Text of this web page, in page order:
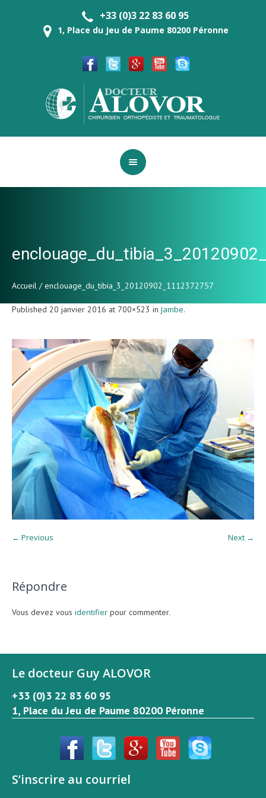
+33 (0)3 22 83 60 95
1, Place du Jeu de Paume 80200 Péronne
Accueil /enclouage_du_tibia_3_20120902_1112372757
Published 20 janvier 2016 at 700×523 in Jambe.
← Previous Next →
Répondre
Vous devez vous identifier pour commenter.
Le docteur Guy ALOVOR
+33 (0)3 22 83 60 95
1, Place du Jeu de Paume 80200 Péronne
S’inscrire au courriel